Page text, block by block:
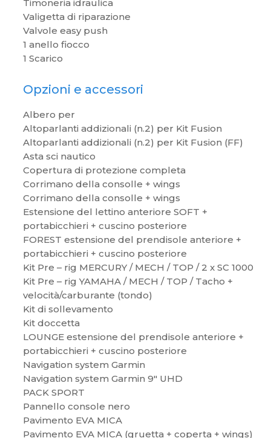
Timoneria idraulica
Valigetta di riparazione
Valvole easy push
1 anello fiocco
1 Scarico
Opzioni e accessori
Albero per
Altoparlanti addizionali (n.2) per Kit Fusion
Altoparlanti addizionali (n.2) per Kit Fusion (FF)
Asta sci nautico
Copertura di protezione completa
Corrimano della consolle + wings
Corrimano della consolle + wings
Estensione del lettino anteriore SOFT +
portabicchieri + cuscino posteriore
FOREST estensione del prendisole anteriore +
portabicchieri + cuscino posteriore
Kit Pre – rig MERCURY / MECH / TOP / 2 x SC 1000
Kit Pre – rig YAMAHA / MECH / TOP / Tacho +
velocità/carburante (tondo)
Kit di sollevamento
Kit doccetta
LOUNGE estensione del prendisole anteriore +
portabicchieri + cuscino posteriore
Navigation system Garmin
Navigation system Garmin 9″ UHD
PACK SPORT
Pannello console nero
Pavimento EVA MICA
Pavimento EVA MICA (gruetta + coperta + wings)